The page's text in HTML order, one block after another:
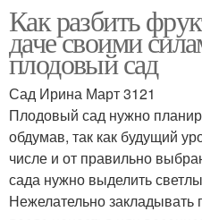
Как разбить
даче своими
плодовый сад
Сад Ирина Март 3121
Плодовый сад нужно
обдумав, так как будущий
числе и от правильно
сада нужно выделить
Нежелательно закладывать